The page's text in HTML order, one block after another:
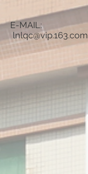
E-MAIL:
lnlqc@vip.163.com